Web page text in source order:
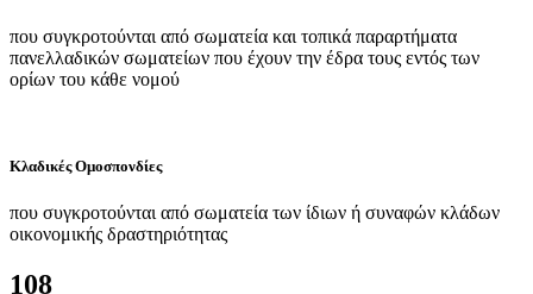
που συγκροτούνται από σωματεία και τοπικά παραρτήματα
πανελλαδικών σωματείων που έχουν την έδρα τους εντός των
ορίων του κάθε νομού
Κλαδικές Ομοσπονδίες
που συγκροτούνται από σωματεία των ίδιων ή συναφών κλάδων
οικονομικής δραστηριότητας
108